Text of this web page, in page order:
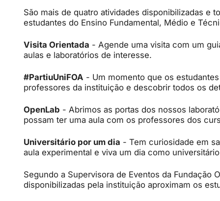
São mais de quatro atividades disponibilizadas e
estudantes do Ensino Fundamental, Médio e
Visita Orientada - Agende uma visita com um
aulas e laboratórios de interesse.
#PartiuUniFOA - Um momento que os
professores da instituição e descobrir todos os
OpenLab - Abrimos as portas dos nossos
possam ter uma aula com os professores dos
Universitário por um dia - Tem curiosidade em
aula experimental e viva um dia como
Segundo a Supervisora de Eventos da Fundação
disponibilizadas pela instituição aproximam os